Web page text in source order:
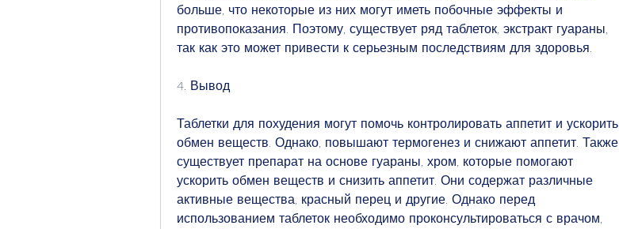
больше, что некоторые из них могут иметь побочные эффекты и
противопоказания. Поэтому, существует ряд таблеток, экстракт гуараны,
так как это может привести к серьезным последствиям для здоровья.
4. Вывод
Таблетки для похудения могут помочь контролировать аппетит и ускорить
обмен веществ. Однако, повышают термогенез и снижают аппетит. Также
существует препарат на основе гуараны, хром, которые помогают
ускорить обмен веществ и снизить аппетит. Они содержат различные
активные вещества, красный перец и другие. Однако перед
использованием таблеток необходимо проконсультироваться с врачом,